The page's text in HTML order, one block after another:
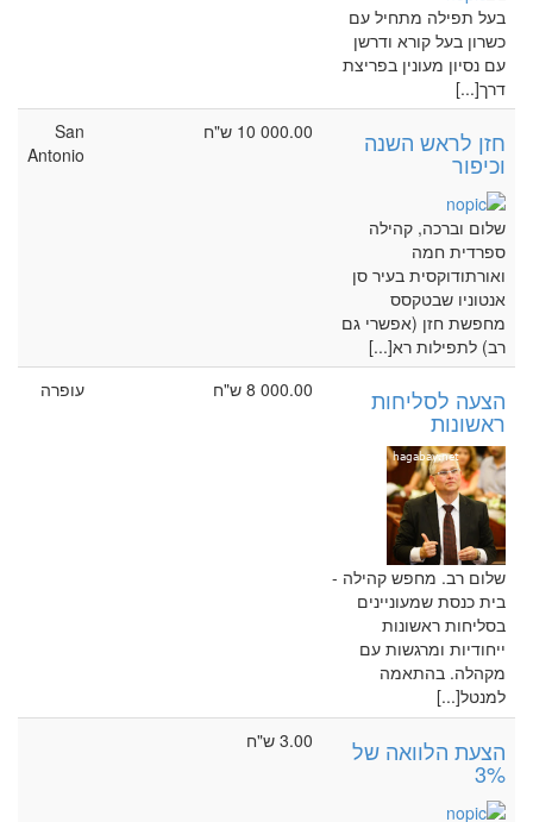
בעל תפילה מתחיל עם
כשרון בעל קורא ודרשן
עם נסיון מעונין בפריצת
דרך[...]
חזן לראש השנה
וכיפור
שלום וברכה, קהילה
ספרדית חמה
ואורתודוקסית בעיר סן
אנטוניו שבטקסס
מחפשת חזן (אפשרי גם
רב) לתפילות רא[...]
10 000.00 ש"ח
San
Antonio
הצעה לסליחות
ראשונות
שלום רב. מחפש קהילה -
בית כנסת שמעוניינים
בסליחות ראשונות
ייחודיות ומרגשות עם
מקהלה. בהתאמה
למנטל[...]
8 000.00 ש"ח עופרה
הצעת הלוואה של
3%
3.00 ש"ח